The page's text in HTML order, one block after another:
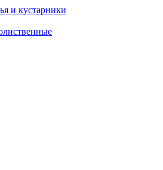
и кустарники